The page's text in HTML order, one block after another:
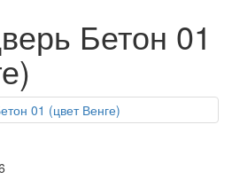
Бетон 01